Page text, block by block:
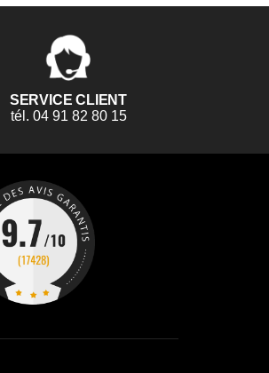
SERVICE CLIENT
tél. 04 91 82 80 15